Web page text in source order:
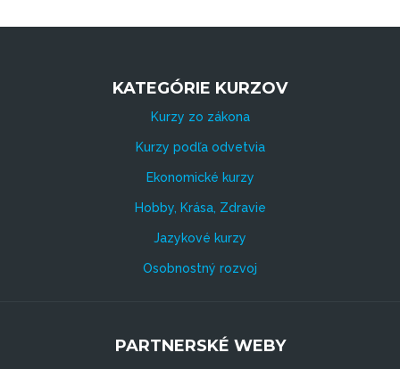
KATEGÓRIE KURZOV
Kurzy zo zákona
Kurzy podľa odvetvia
Ekonomické kurzy
Hobby, Krása, Zdravie
Jazykové kurzy
Osobnostný rozvoj
PARTNERSKÉ WEBY